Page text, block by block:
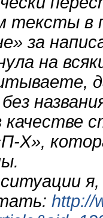
тексты в
за
на
качестве
Х»,
http://